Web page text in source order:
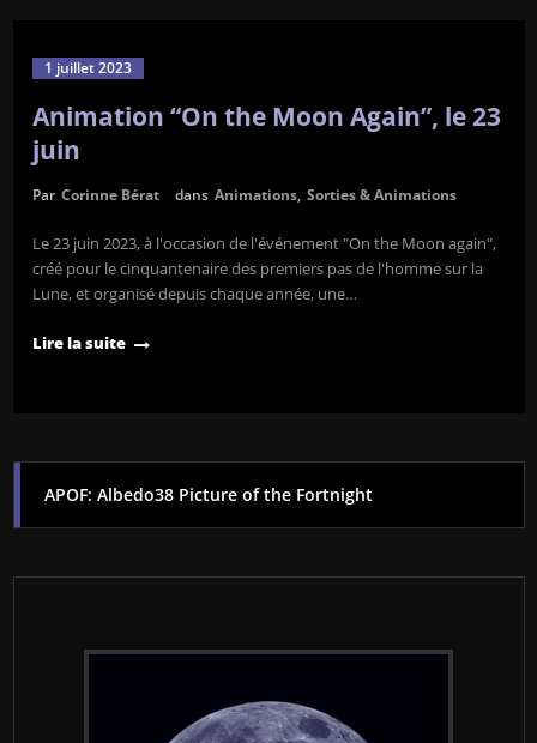
1 juillet 2023
Animation “On the Moon Again”, le 23
juin
Par Corinne Bérat dans Animations, Sorties & Animations
Le 23 juin 2023, à l'occasion de l'événement "On the Moon again",
créé pour le cinquantenaire des premiers pas de l'homme sur la
Lune, et organisé depuis chaque année, une…
Lire la suite
APOF: Albedo38 Picture of the Fortnight